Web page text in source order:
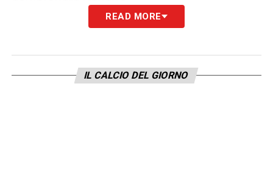
READ MORE
IL CALCIO DEL GIORNO